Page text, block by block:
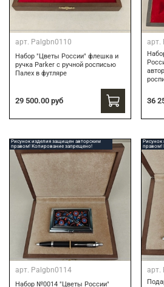
арт. Palgbn0110
Набор "Цветы России" флешка и
ручка Parker с ручной росписью
Палех в футляре
29 500.00 руб
арт.
36
Рисунок изделия защищен авторским
правом! Копирование запрещено!
арт. Palgbn0114
Набор №0014 "Цветы России"
Рисунок
правом!
арт.